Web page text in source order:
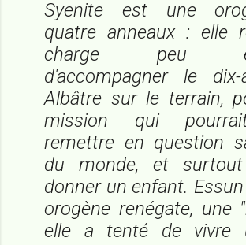
Syenite est une
quatre anneaux : elle
charge peu
d'accompagner le dix-
Albâtre sur le terrain,
mission qui
remettre en question
du monde, et
donner un enfant.
orogène renégate, une
elle a tenté de vivre